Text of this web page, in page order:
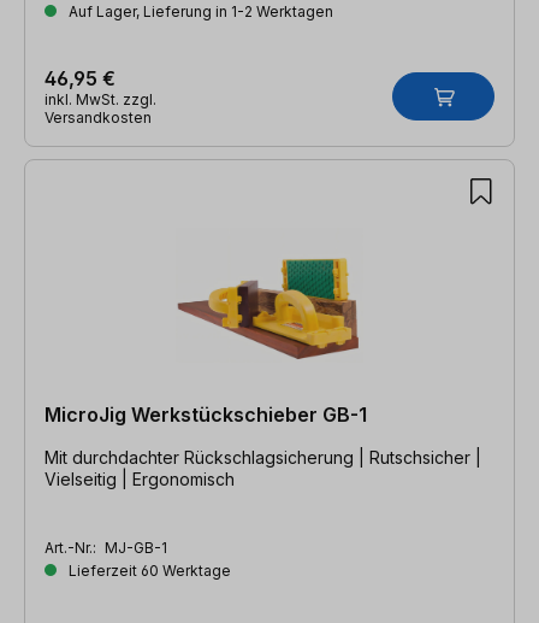
Auf Lager, Lieferung in 1-2 Werktagen
46,95 €
inkl. MwSt. zzgl.
Versandkosten
MicroJig Werkstückschieber GB-1
Mit durchdachter Rückschlagsicherung | Rutschsicher |
Vielseitig | Ergonomisch
Art.-Nr.: MJ-GB-1
Lieferzeit 60 Werktage